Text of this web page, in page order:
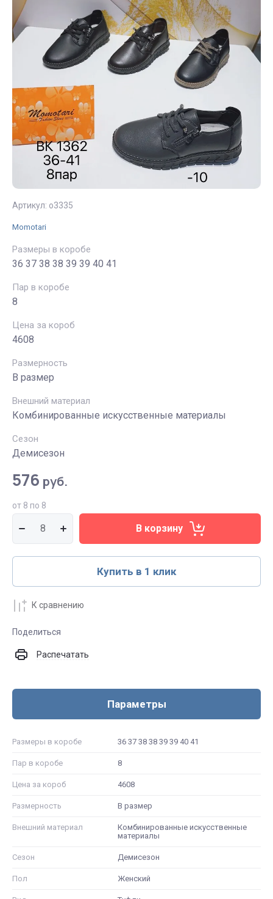
Артикул: о3335
Momotari
Размеры в коробе
36 37 38 38 39 39 40 41
Пар в коробе
8
Цена за короб
4608
Размерность
В размер
Внешний материал
Комбинированные искусственные материалы
Сезон
Демисезон
576 руб.
от 8 по 8
В корзину
Купить в 1 клик
К сравнению
Поделиться
Распечатать
Параметры
Размеры в коробе 36 37 38 38 39 39 40 41
Пар в коробе 8
Цена за короб 4608
Размерность В размер
Внешний материал
Комбинированные искусственные
материалы
Сезон Демисезон
Пол Женский